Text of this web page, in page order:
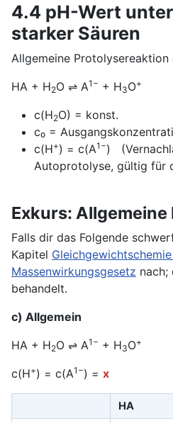
4.4 pH-Wert
starker Säuren
Allgemeine Protolysereaktion
HA + H2O ⇌ A1− + H3O+
c(H2O) = konst.
c₀ =
c(H+) = c(A1−)
Autoprotolyse, gültig für
Exkurs:
Falls dir das Folgende
Kapitel
Massenwirkungsgesetz
behandelt.
c) Allgemein
HA + H2O ⇌ A1− + H3O+
c(H+) = c(A1−) = x
HA